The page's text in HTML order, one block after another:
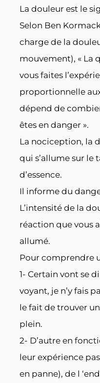
La douleur est le
Selon Ben
charge de la
mouvement), « La
vous faites
proportionnelle
dépend de
êtes en danger ».
La nociception, la
qui s’allume sur le
d’essence.
Il informe du
L’intensité de la
réaction que vous
allumé.
Pour comprendre
1- Certain vont se
voyant, je n’y fais
le fait de trouver
plein.
2- D’autre en
leur expérience
en panne), de l